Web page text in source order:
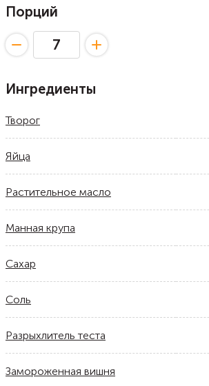
Порций
Ингредиенты
Творог
Яйца
Растительное масло
Манная крупа
Сахар
Соль
Разрыхлитель теста
Замороженная вишня